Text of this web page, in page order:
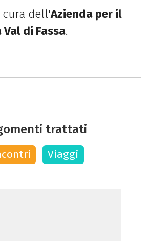
cura dell'Azienda per il
di Fassa.
trattati
Viaggi